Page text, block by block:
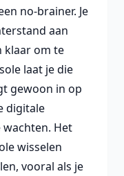
no-brainer. Je
aan
klaar om te
laat je die
gewoon in op
digitale
Het
wisselen
vooral als je